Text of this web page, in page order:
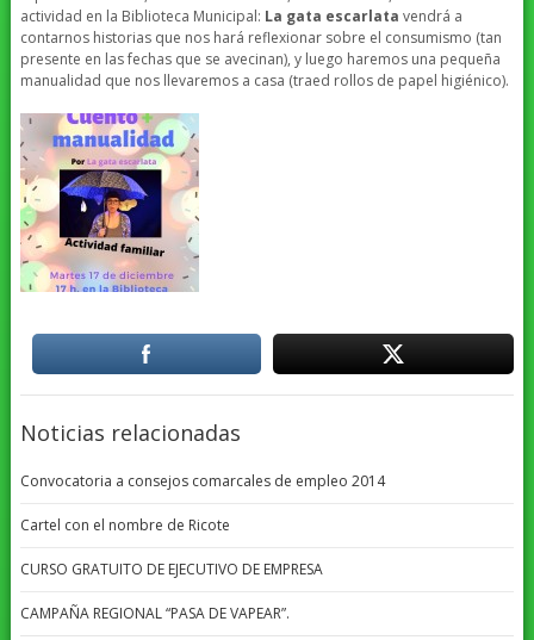
actividad en la Biblioteca Municipal: La gata escarlata vendrá a
contarnos historias que nos hará reflexionar sobre el consumismo (tan
presente en las fechas que se avecinan), y luego haremos una pequeña
manualidad que nos llevaremos a casa (traed rollos de papel higiénico).
Noticias relacionadas
Convocatoria a consejos comarcales de empleo 2014
Cartel con el nombre de Ricote
CURSO GRATUITO DE EJECUTIVO DE EMPRESA
CAMPAÑA REGIONAL “PASA DE VAPEAR”.